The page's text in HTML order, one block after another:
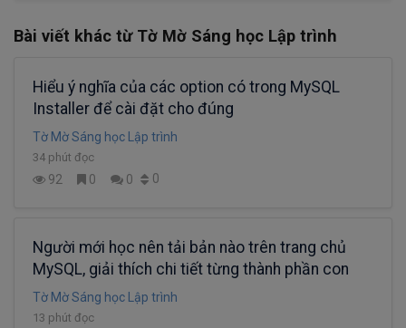
Bài viết khác từ Tờ Mờ Sáng học Lập trình
Hiểu ý nghĩa của các option có trong MySQL
Installer để cài đặt cho đúng
Tờ Mờ Sáng học Lập trình
34 phút đọc
92 0 0 0
Người mới học nên tải bản nào trên trang chủ
MySQL, giải thích chi tiết từng thành phần con
Tờ Mờ Sáng học Lập trình
13 phút đọc